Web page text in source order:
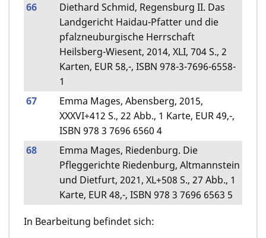
66
Diethard Schmid, Regensburg II. Das
Landgericht Haidau-Pfatter und die
pfalzneuburgische Herrschaft
Heilsberg-Wiesent, 2014, XLI, 704 S., 2
Karten, EUR 58,-, ISBN 978-3-7696-6558-
1
67
Emma Mages, Abensberg, 2015,
XXXVI+412 S., 22 Abb., 1 Karte, EUR 49,-,
ISBN 978 3 7696 6560 4
68
Emma Mages, Riedenburg. Die
Pfleggerichte Riedenburg, Altmannstein
und Dietfurt, 2021, XL+508 S., 27 Abb., 1
Karte, EUR 48,-, ISBN 978 3 7696 6563 5
In Bearbeitung befindet sich: